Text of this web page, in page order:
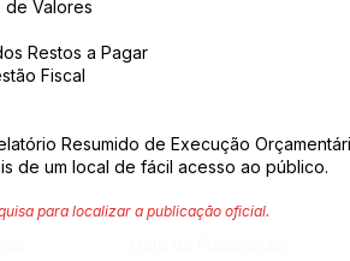
de Valores
Restos a Pagar
Fiscal
Resumido de Execução
de um local de fácil acesso ao público.
para localizar a publicação oficial.